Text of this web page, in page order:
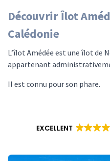
Découvrir Îlot
Calédonie
L’îlot Amédée est une îlot de
appartenant
Il est connu pour son phare.
EXCELLENT